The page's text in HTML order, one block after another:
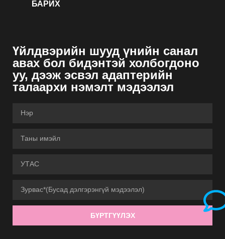
БАРИХ
Үйлдвэрийн шууд үнийн санал
авах бол бидэнтэй холбогдоно
уу, дээж эсвэл адаптерийн
талаархи нэмэлт мэдээлэл
БҮРТГҮҮЛЭХ